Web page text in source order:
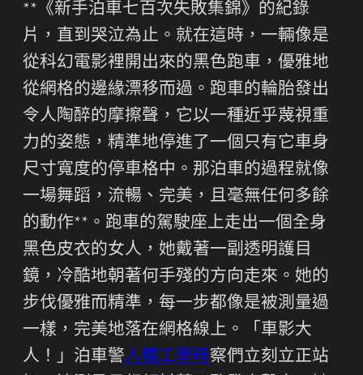
**《新手泊車七百次失敗集錦》的紀錄
片，直到哭泣為止。就在這時，一輛像是
從科幻電影裡開出來的黑色跑車，優雅地
從網格的邊緣漂移而過。跑車的輪胎發出
令人陶醉的摩擦聲，它以一種近乎蔑視重
力的姿態，精準地停進了一個只有它車身
尺寸寬度的停車格中。那泊車的過程就像
一場舞蹈，流暢、完美，且毫無任何多餘
的動作**。跑車的駕駛座上走出一個全身
黑色皮衣的女人，她戴著一副透明護目
鏡，冷酷地朝著何手殘的方向走來。她的
步伐優雅而精準，每一步都像是被測量過
一樣，完美地落在網格線上。「車影大
人！」泊車警人體工學椅察們立刻立正站